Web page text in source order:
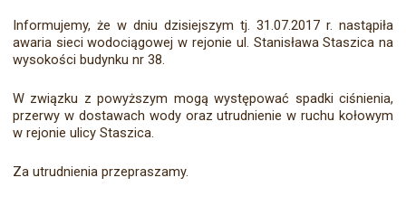
Informujemy, że w dniu dzisiejszym tj. 31.07.2017 r. nastąpiła
awaria sieci wodociągowej w rejonie ul. Stanisława Staszica na
wysokości budynku nr 38.
W związku z powyższym mogą występować spadki ciśnienia,
przerwy w dostawach wody oraz utrudnienie w ruchu kołowym
w rejonie ulicy Staszica.
Za utrudnienia przepraszamy.